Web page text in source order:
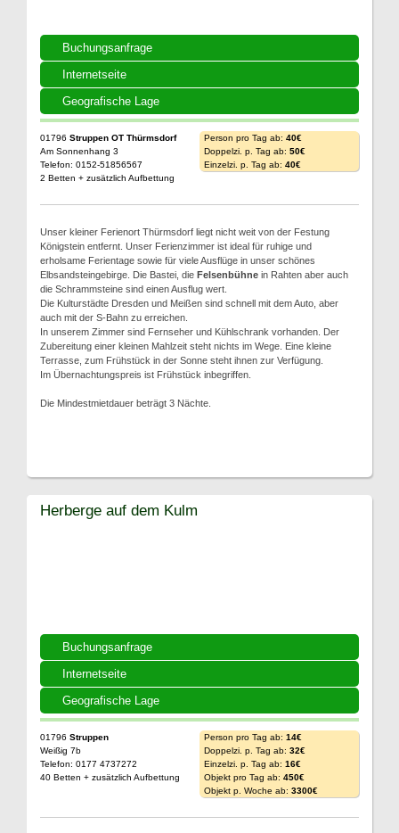
Buchungsanfrage
Internetseite
Geografische Lage
01796 Struppen OT Thürmsdorf
Am Sonnenhang 3
Telefon: 0152-51856567
2 Betten + zusätzlich Aufbettung
Person pro Tag ab: 40€
Doppelzi. p. Tag ab: 50€
Einzelzi. p. Tag ab: 40€
Unser kleiner Ferienort Thürmsdorf liegt nicht weit von der Festung
Königstein entfernt. Unser Ferienzimmer ist ideal für ruhige und
erholsame Ferientage sowie für viele Ausflüge in unser schönes
Elbsandsteingebirge. Die Bastei, die Felsenbühne in Rahten aber auch
die Schrammsteine sind einen Ausflug wert.
Die Kulturstädte Dresden und Meißen sind schnell mit dem Auto, aber
auch mit der S-Bahn zu erreichen.
In unserem Zimmer sind Fernseher und Kühlschrank vorhanden. Der
Zubereitung einer kleinen Mahlzeit steht nichts im Wege. Eine kleine
Terrasse, zum Frühstück in der Sonne steht ihnen zur Verfügung.
Im Übernachtungspreis ist Frühstück inbegriffen.
Die Mindestmietdauer beträgt 3 Nächte.
Buchungsanfrage
Internetseite
Geografische Lage
Herberge auf dem Kulm
01796 Struppen
Weißig 7b
Telefon: 0177 4737272
40 Betten + zusätzlich Aufbettung
Person pro Tag ab: 14€
Doppelzi. p. Tag ab: 32€
Einzelzi. p. Tag ab: 16€
Objekt pro Tag ab: 450€
Objekt p. Woche ab: 3300€